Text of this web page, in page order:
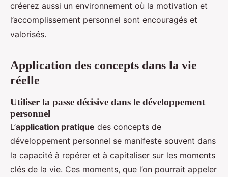
créerez aussi un environnement où la motivation et
l’accomplissement personnel sont encouragés et
valorisés.
Application des concepts dans la vie
réelle
Utiliser la passe décisive dans le développement
personnel
L’application pratique des concepts de
développement personnel se manifeste souvent dans
la capacité à repérer et à capitaliser sur les moments
clés de la vie. Ces moments, que l’on pourrait appeler